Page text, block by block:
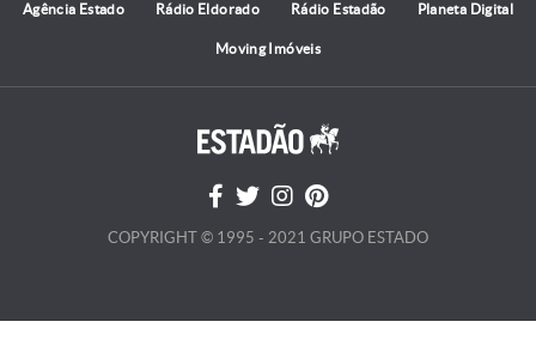
Agência Estado Rádio Eldorado Rádio Estadão Planeta Digital
Moving Imóveis
COPYRIGHT © 1995 - 2021 GRUPO ESTADO